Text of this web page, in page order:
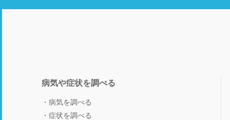
病気や症状を調べる
病気を調べる
症状を調べる